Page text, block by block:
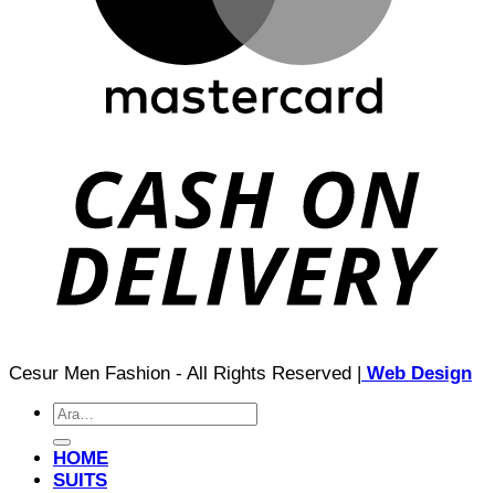
Cesur Men Fashion - All Rights Reserved | Web Design
Ara:
HOME
SUITS